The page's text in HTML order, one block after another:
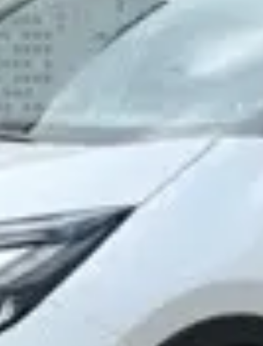
Souhlasím se zpracováním
*
Přihlášení k odběru novinek
Pole označená * jsou povinná.